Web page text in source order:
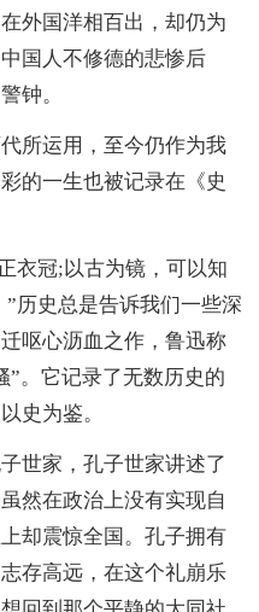
外国洋相百出，却仍为
国人不修德的悲惨后
钟。
运用，至今仍作为我
的一生也被记录在《史
冠;以古为镜，可以知
历史总是告诉我们一些深
呕心沥血之作，鲁迅称
”。它记录了无数历史的
史为鉴。
家，孔子世家讲述了
然在政治上没有实现自
却震惊全国。孔子拥有
存高远，在这个礼崩乐